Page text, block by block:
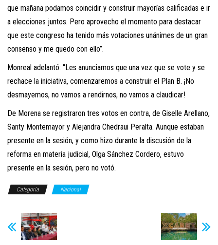
que mañana podamos coincidir y construir mayorías calificadas e ir
a elecciones juntos. Pero aprovecho el momento para destacar
que este congreso ha tenido más votaciones unánimes de un gran
consenso y me quedo con ello”.
Monreal adelantó: “Les anunciamos que una vez que se vote y se
rechace la iniciativa, comenzaremos a construir el Plan B. ¡No
desmayemos, no vamos a rendirnos, no vamos a claudicar!
De Morena se registraron tres votos en contra, de Giselle Arellano,
Santy Montemayor y Alejandra Chedraui Peralta. Aunque estaban
presente en la sesión, y como hizo durante la discusión de la
reforma en materia judicial, Olga Sánchez Cordero, estuvo
presente en la sesión, pero no votó.
Categoría Nacional